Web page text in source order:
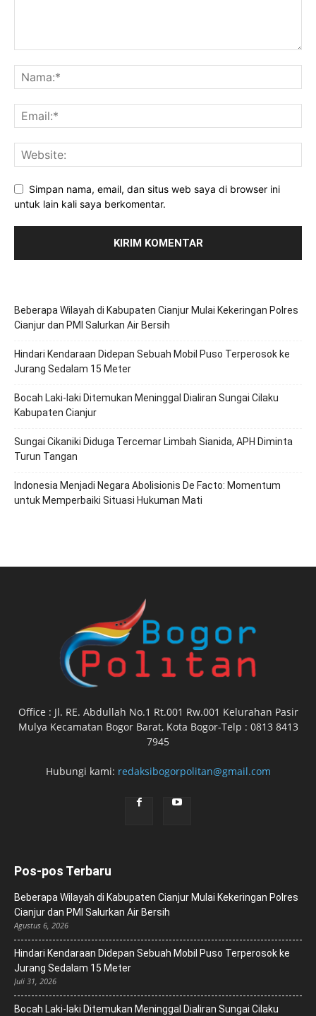
Simpan nama, email, dan situs web saya di browser ini
untuk lain kali saya berkomentar.
Beberapa Wilayah di Kabupaten Cianjur Mulai Kekeringan Polres
Cianjur dan PMI Salurkan Air Bersih
Hindari Kendaraan Didepan Sebuah Mobil Puso Terperosok ke
Jurang Sedalam 15 Meter
Bocah Laki-laki Ditemukan Meninggal Dialiran Sungai Cilaku
Kabupaten Cianjur
Sungai Cikaniki Diduga Tercemar Limbah Sianida, APH Diminta
Turun Tangan
‎Indonesia Menjadi Negara Abolisionis De Facto: Momentum
untuk Memperbaiki Situasi Hukuman Mati
Office : Jl. RE. Abdullah No.1 Rt.001 Rw.001 Kelurahan Pasir
Mulya Kecamatan Bogor Barat, Kota Bogor-Telp : 0813 8413
7945
Hubungi kami: redaksibogorpolitan@gmail.com
Pos-pos Terbaru
Beberapa Wilayah di Kabupaten Cianjur Mulai Kekeringan Polres
Cianjur dan PMI Salurkan Air Bersih
Agustus 6, 2026
Hindari Kendaraan Didepan Sebuah Mobil Puso Terperosok ke
Jurang Sedalam 15 Meter
Juli 31, 2026
Bocah Laki-laki Ditemukan Meninggal Dialiran Sungai Cilaku